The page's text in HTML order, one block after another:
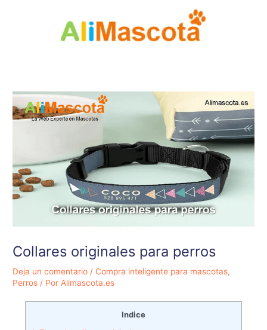
Collares originales para perros
Deja un comentario / Compra inteligente para mascotas,
Perros / Por Alimascota.es
Indice